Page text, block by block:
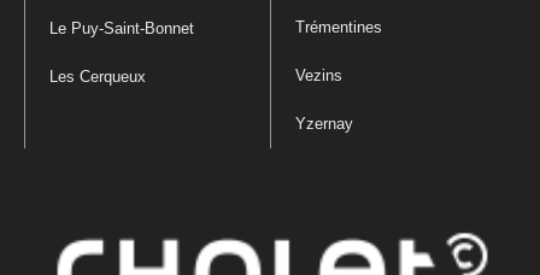
Le Puy-Saint-Bonnet
Les Cerqueux
Trémentines
Vezins
Yzernay